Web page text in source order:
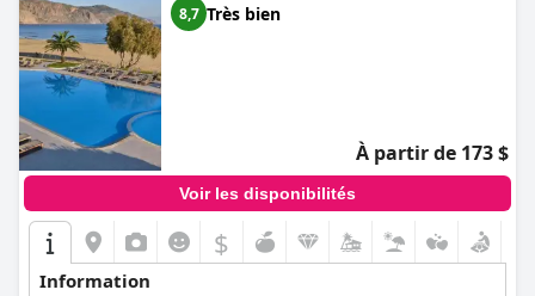
8,7 Très bien
À partir de 173 $
Voir les disponibilités
$
Information